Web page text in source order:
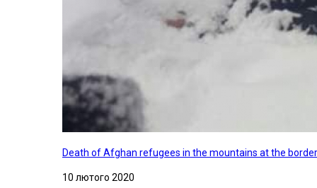
Death of Afghan refugees in the mountains at the
10 лютого 2020